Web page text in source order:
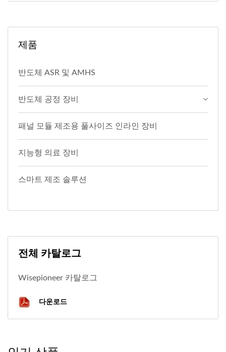
제품
반도체 ASR 및 AMHS
반도체 공정 장비
패널 모듈 제조용 풀사이즈 인라인 장비
지능형 의료 장비
스마트 제조 솔루션
전체 카탈로그
Wisepioneer 카탈로그
다운로드